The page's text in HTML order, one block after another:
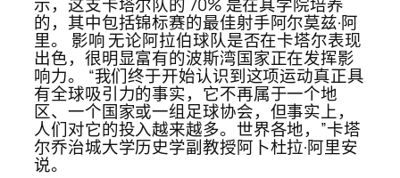
示，这支卡塔尔队的 70% 是在其学院培养
的，其中包括锦标赛的最佳射手阿尔莫兹·阿
里。 影响 无论阿拉伯球队是否在卡塔尔表现
出色，很明显富有的波斯湾国家正在发挥影
响力。 “我们终于开始认识到这项运动真正具
有全球吸引力的事实，它不再属于一个地
区、一个国家或一组足球协会，但事实上，
人们对它的投入越来越多。世界各地，”卡塔
尔乔治城大学历史学副教授阿卜杜拉·阿里安
说。